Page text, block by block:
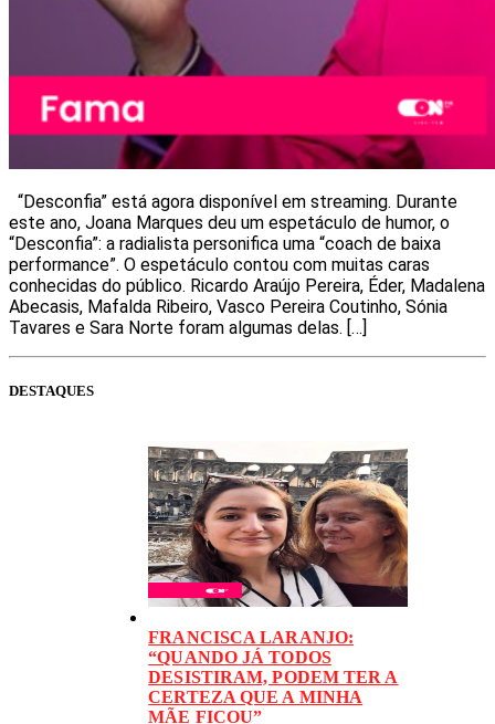
“Desconfia” está agora disponível em streaming. Durante
este ano, Joana Marques deu um espetáculo de humor, o
“Desconfia”: a radialista personifica uma “coach de baixa
performance”. O espetáculo contou com muitas caras
conhecidas do público. Ricardo Araújo Pereira, Éder, Madalena
Abecasis, Mafalda Ribeiro, Vasco Pereira Coutinho, Sónia
Tavares e Sara Norte foram algumas delas. […]
DESTAQUES
FRANCISCA LARANJO:
“QUANDO JÁ TODOS
DESISTIRAM, PODEM TER A
CERTEZA QUE A MINHA
MÃE FICOU”